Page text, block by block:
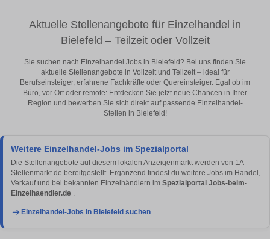
Aktuelle Stellenangebote für Einzelhandel in
Bielefeld – Teilzeit oder Vollzeit
Sie suchen nach Einzelhandel Jobs in Bielefeld? Bei uns finden Sie
aktuelle Stellenangebote in Vollzeit und Teilzeit – ideal für
Berufseinsteiger, erfahrene Fachkräfte oder Quereinsteiger. Egal ob im
Büro, vor Ort oder remote: Entdecken Sie jetzt neue Chancen in Ihrer
Region und bewerben Sie sich direkt auf passende Einzelhandel-
Stellen in Bielefeld!
Weitere Einzelhandel-Jobs im Spezialportal
Die Stellenangebote auf diesem lokalen Anzeigenmarkt werden von 1A-
Stellenmarkt.de bereitgestellt. Ergänzend findest du weitere Jobs im Handel,
Verkauf und bei bekannten Einzelhändlern im Spezialportal Jobs-beim-
Einzelhaendler.de
Einzelhandel-Jobs in Bielefeld suchen